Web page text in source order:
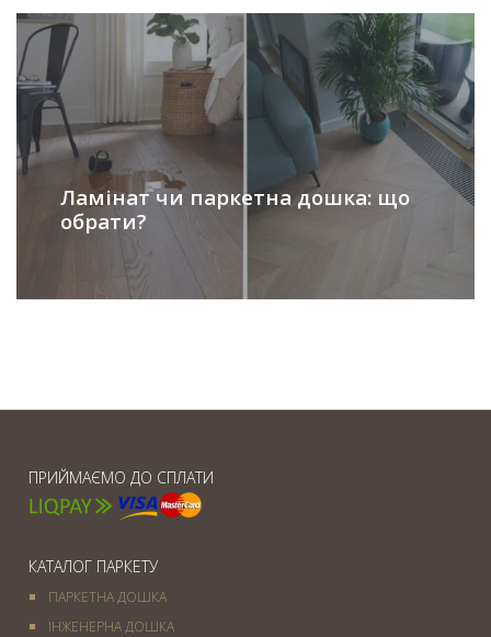
Ламінат чи паркетна дошка: що
обрати?
ПРИЙМАЄМО ДО СПЛАТИ
КАТАЛОГ ПАРКЕТУ
ПАРКЕТНА ДОШКА
ІНЖЕНЕРНА ДОШКА